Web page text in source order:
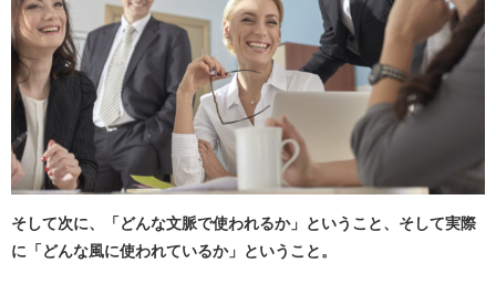
そして次に、「どんな文脈で使われるか」ということ、そして実際
に「どんな風に使われているか」ということ。